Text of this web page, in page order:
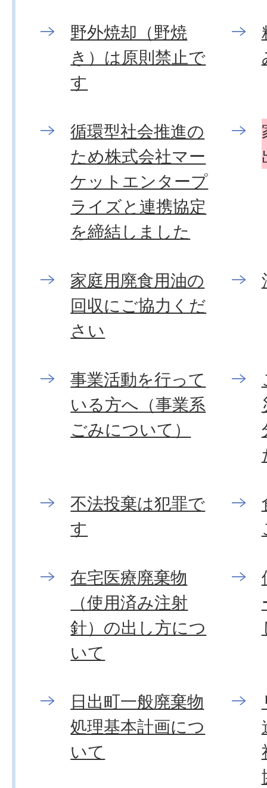
野外焼却（野焼
き）は原則禁止で
す
循環型社会推進の
ため株式会社マー
ケットエンタープ
ライズと連携協定
を締結しました
家庭用廃食用油の
回収にご協力くだ
さい
事業活動を行って
いる方へ（事業系
ごみについて）
不法投棄は犯罪で
す
在宅医療廃棄物
（使用済み注射
針）の出し方につ
いて
日出町一般廃棄物
処理基本計画につ
いて